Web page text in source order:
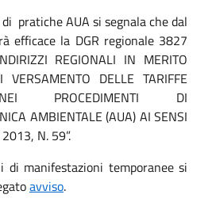
pratiche AUA si segnala che dal
efficace la DGR regionale 3827
REGIONALI IN MERITO
DELLE TARIFFE
PROCEDIMENTI DI
AMBIENTALE (AUA) AI SENSI
N. 59”.
di manifestazioni temporanee si
avviso.